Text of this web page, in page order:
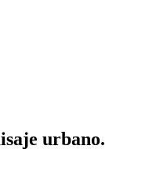
urbano.